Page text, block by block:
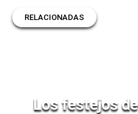
RELACIONADAS
Los festejos